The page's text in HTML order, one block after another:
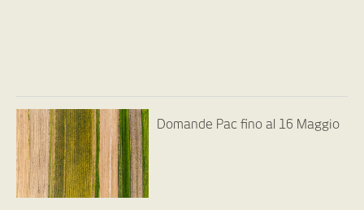
Domande Pac fino al 16 Maggio